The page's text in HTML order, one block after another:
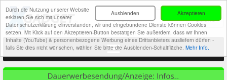
Akzeptieren
Ausblenden
Durch die Nutzung unserer Website
erklären Sie sich mit unserer
Datenschutzerklärung einverstanden, wir und eingebundene Dienste können Cookies
setzen. Mit Klick auf den Akzeptieren-Button bestätigen Sie außerdem, dass wir Ihnen
Inhalte (YouTube) & personenbezogene Werbung eines Drittanbieters ausliefern dürfen -
falls Sie dies nicht wünschen, wählen Sie bitte die Ausblenden-Schaltfläche. Mehr Info.